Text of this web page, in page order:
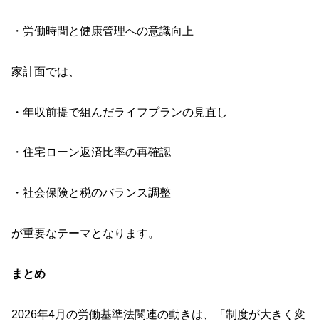
・労働時間と健康管理への意識向上
家計面では、
・年収前提で組んだライフプランの見直し
・住宅ローン返済比率の再確認
・社会保険と税のバランス調整
が重要なテーマとなります。
まとめ
2026年4月の労働基準法関連の動きは、「制度が大きく変